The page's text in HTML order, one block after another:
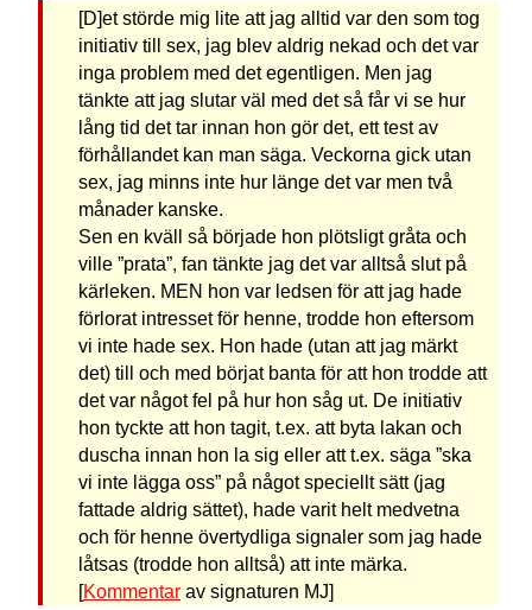
[D]et störde mig lite att jag alltid var den som tog
initiativ till sex, jag blev aldrig nekad och det var
inga problem med det egentligen. Men jag
tänkte att jag slutar väl med det så får vi se hur
lång tid det tar innan hon gör det, ett test av
förhållandet kan man säga. Veckorna gick utan
sex, jag minns inte hur länge det var men två
månader kanske.
Sen en kväll så började hon plötsligt gråta och
ville ”prata”, fan tänkte jag det var alltså slut på
kärleken. MEN hon var ledsen för att jag hade
förlorat intresset för henne, trodde hon eftersom
vi inte hade sex. Hon hade (utan att jag märkt
det) till och med börjat banta för att hon trodde att
det var något fel på hur hon såg ut. De initiativ
hon tyckte att hon tagit, t.ex. att byta lakan och
duscha innan hon la sig eller att t.ex. säga ”ska
vi inte lägga oss” på något speciellt sätt (jag
fattade aldrig sättet), hade varit helt medvetna
och för henne övertydliga signaler som jag hade
låtsas (trodde hon alltså) att inte märka.
Kommentarav signaturen MJ]